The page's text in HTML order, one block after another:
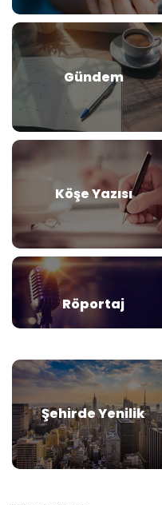
Gündem
Köşe Yazısı
Röportaj
Şehirde Yenilik